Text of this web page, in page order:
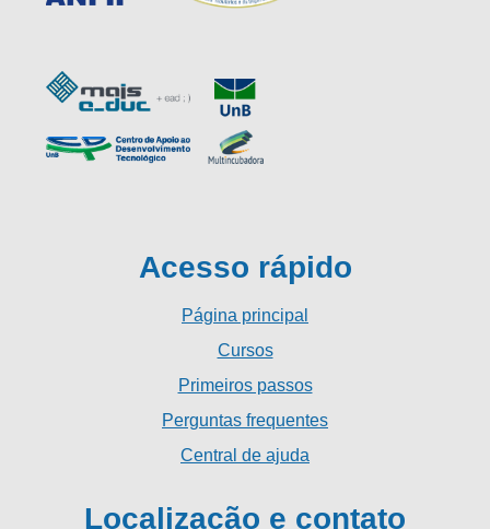
Acesso rápido
Página principal
Cursos
Primeiros passos
Perguntas frequentes
Central de ajuda
Localização e contato